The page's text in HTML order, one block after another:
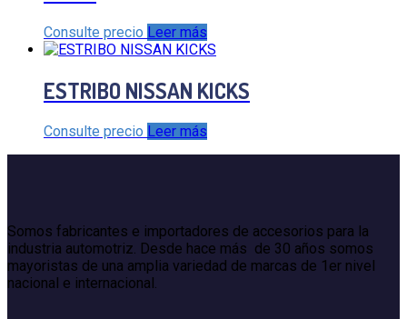
Consulte precio Leer más
ESTRIBO NISSAN KICKS
Consulte precio Leer más
Somos fabricantes e importadores de accesorios para la
industria automotriz. Desde hace más de 30 años somos
mayoristas de una amplia variedad de marcas de 1er nivel
nacional e internacional.